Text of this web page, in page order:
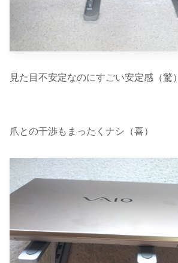
見た目不安定なのにすごい安定感（驚）
爪との干渉もまったくナシ（喜）